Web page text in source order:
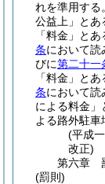
れを準用する。
公益上」とあ
「料金」と
条において読
びに第二十一
「料金」と
条において読
による料金」
よる路外駐車
(平成
改正)
第六章
(罰則)